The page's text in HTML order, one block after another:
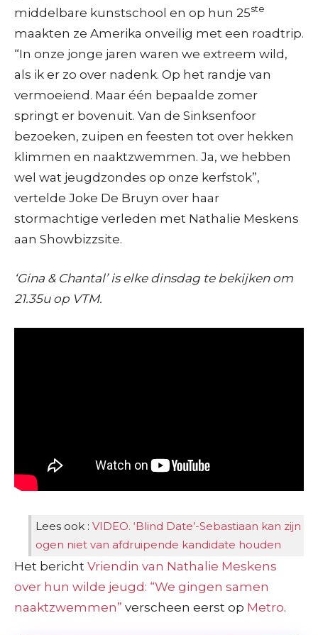
middelbare kunstschool en op hun 25ste
maakten ze Amerika onveilig met een roadtrip.
“In onze jonge jaren waren we extreem wild,
als ik er zo over nadenk. Op het randje van
vermoeiend. Maar één bepaalde zomer
springt er bovenuit. Van de Sinksenfoor
bezoeken, zuipen en feesten tot over hekken
klimmen en naaktzwemmen. Ja, we hebben
wel wat jeugdzondes op onze kerfstok”,
vertelde Joke De Bruyn over haar
stormachtige verleden met Nathalie Meskens
aan Showbizzsite.
‘Gina & Chantal’ is elke dinsdag te bekijken om
21.35u op VTM.
Lees ook : VIDEO. ‘Blind Date’-Sebastiaan kan zijn
ogen niet van afdruipende kandidate houden
Het bericht Vriendin van Nathalie Meskens
over hun wilde jeugd: “We gingen samen
naaktzwemmen” verscheen eerst op Metro.